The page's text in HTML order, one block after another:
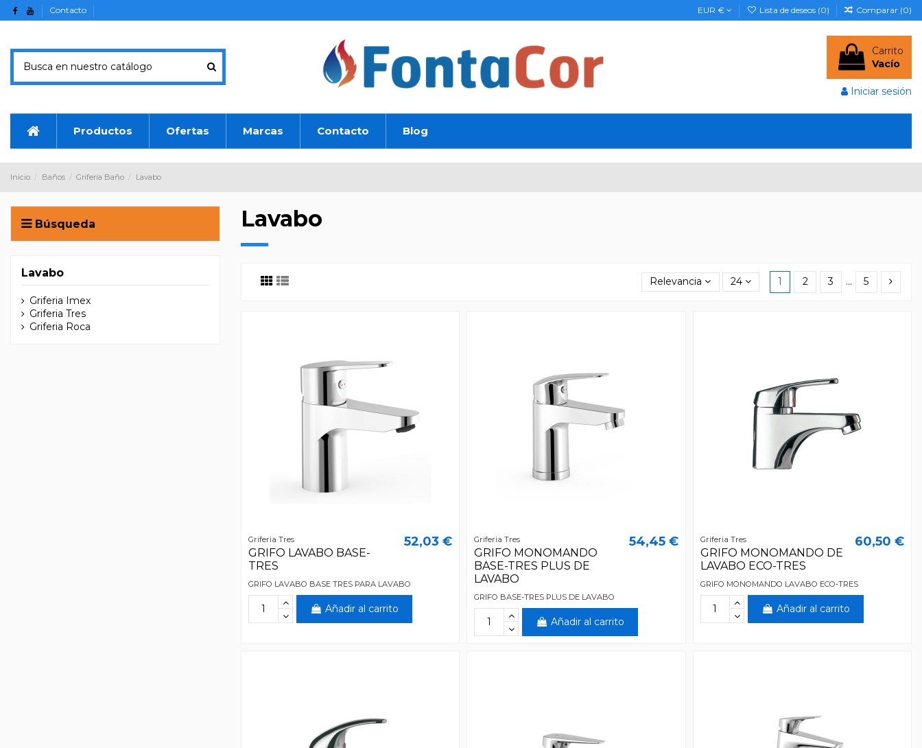
Contacto EUR € Lista de deseos (0) Comparar (0)
Carrito
Vacío
Iniciar sesión
Productos Ofertas Marcas Contacto Blog
Inicio Baños Grifería Baño Lavabo
Lavabo
Relevancia 24 1 2 3 … 5
Griferia Tres
GRIFO LAVABO BASE-
TRES
52,03 €
GRIFO LAVABO BASE TRES PARA LAVABO
Añadir al carrito
Griferia Tres
GRIFO MONOMANDO
BASE-TRES PLUS DE
LAVABO
54,45 €
GRIFO BASE-TRES PLUS DE LAVABO
Añadir al carrito
Griferia Tres
GRIFO MONOMANDO DE
LAVABO ECO-TRES
60,50 €
GRIFO MONOMANDO LAVABO ECO-TRES
Añadir al carrito
Búsqueda
Lavabo
Griferia Imex
Griferia Tres
Griferia Roca